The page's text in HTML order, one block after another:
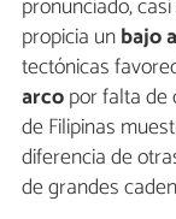
propicia unbajo
tectónicas
arcopor falta de
de Filipinas
diferencia de
de grandes